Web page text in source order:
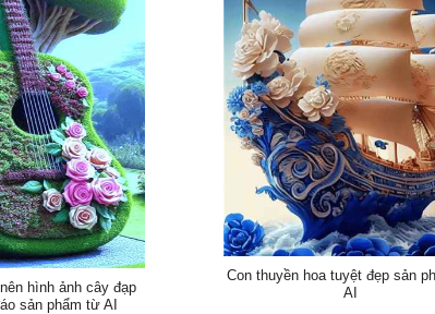
hình ảnh cây đạp
sản phẩm từ AI
Con thuyền hoa tuyệt đẹp sản
AI